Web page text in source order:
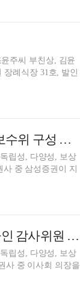
주씨 부친상, 김윤
장례식장 31호, 발인
톱25 증권사 사외이사 평균보수 삼성증권 최고…보수위 구성 사외이사 단일 우세 [사외이사 줌人 (3)]
립성, 다양성, 보상
중 삼성증권이 지
증권사 사외이사 이사회의장 60% 근접…사외이사인 감사위원 확대 [사외이사 줌人 (1)]
립성, 다양성, 보상
사 중 이사회 의장을